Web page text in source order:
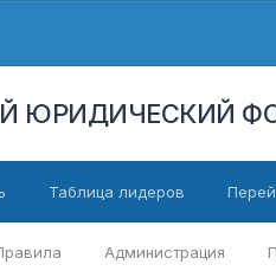
ЮРИДИЧЕСКИЙ
Администрация
Таблица лидеров